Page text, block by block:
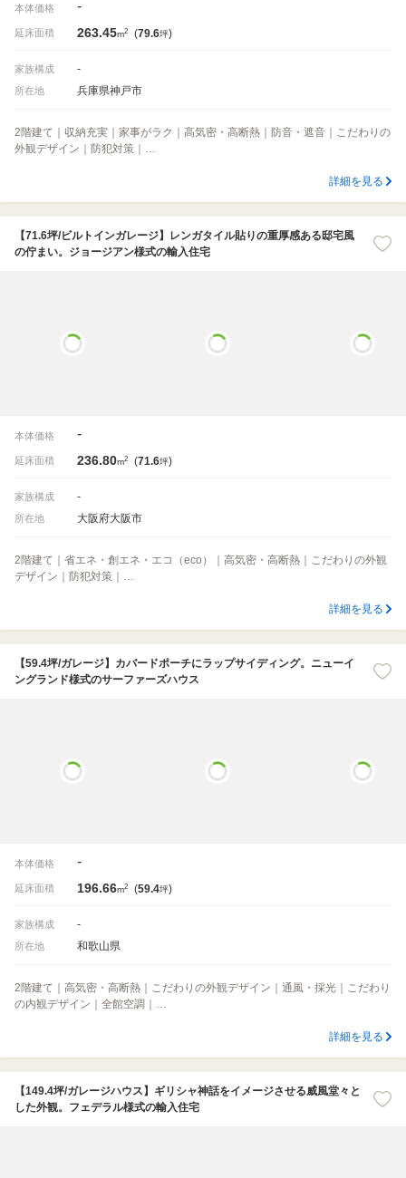
本体価格 -
延床面積 263.45m2 (79.6坪)
家族構成 -
所在地 兵庫県神戸市
2階建て｜収納充実｜家事がラク｜高気密・高断熱｜防音・遮音｜こだわりの
外観デザイン｜防犯対策｜…
詳細を見る
【71.6坪/ビルトインガレージ】レンガタイル貼りの重厚感ある邸宅風
の佇まい。ジョージアン様式の輸入住宅
本体価格 -
延床面積 236.80m2 (71.6坪)
家族構成 -
所在地 大阪府大阪市
2階建て｜省エネ・創エネ・エコ（eco）｜高気密・高断熱｜こだわりの外観
デザイン｜防犯対策｜…
詳細を見る
【59.4坪/ガレージ】カバードポーチにラップサイディング。ニューイ
ングランド様式のサーファーズハウス
本体価格 -
延床面積 196.66m2 (59.4坪)
家族構成 -
所在地 和歌山県
2階建て｜高気密・高断熱｜こだわりの外観デザイン｜通風・採光｜こだわり
の内観デザイン｜全館空調｜…
詳細を見る
【149.4坪/ガレージハウス】ギリシャ神話をイメージさせる威風堂々と
した外観。フェデラル様式の輸入住宅